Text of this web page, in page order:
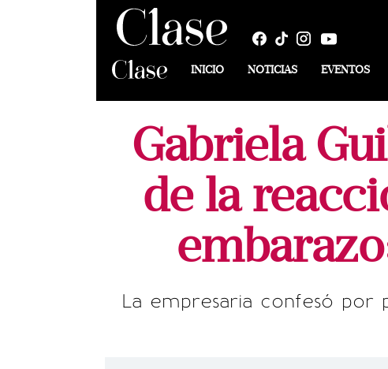
INICIO NOTICIAS EVENTOS
Gabriela
de la
La empresaria confesó por